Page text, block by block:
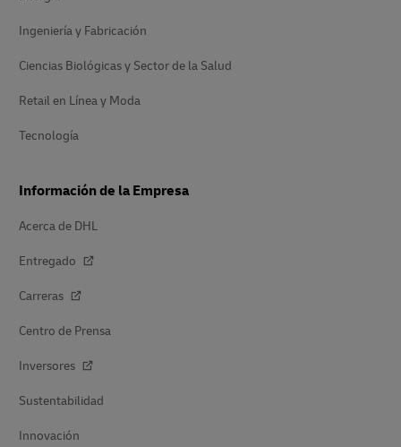
Ingeniería y Fabricación
Ciencias Biológicas y Sector de la Salud
Retail en Línea y Moda
Tecnología
Información de la Empresa
Acerca de DHL
Entregado
Carreras
Centro de Prensa
Inversores
Sustentabilidad
Innovación